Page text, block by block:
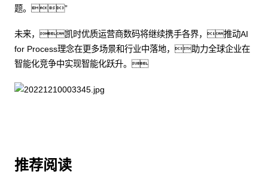
题。”
未来，凯时优质运营商数码将继续携手各界，推动AI
for Process理念在更多场景和行业中落地，助力全球企业在
智能化竞争中实现智能化跃升。
推荐阅读